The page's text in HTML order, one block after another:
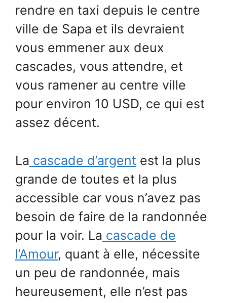
rendre en taxi depuis le centre
ville de Sapa et ils devraient
vous emmener aux deux
cascades, vous attendre, et
vous ramener au centre ville
pour environ 10 USD, ce qui est
assez décent.
La cascade d’argent est la plus
grande de toutes et la plus
accessible car vous n’avez pas
besoin de faire de la randonnée
pour la voir. La cascade de
l’Amour, quant à elle, nécessite
un peu de randonnée, mais
heureusement, elle n’est pas